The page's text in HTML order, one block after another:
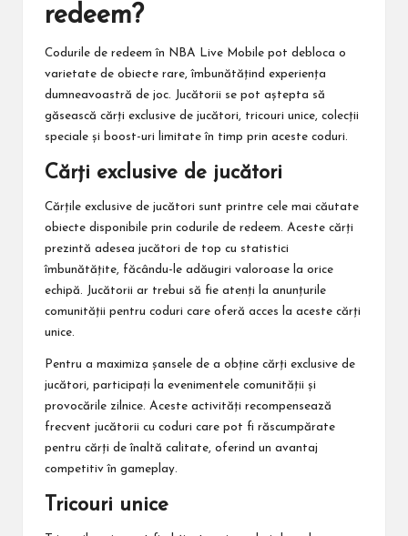
redeem?
Codurile de redeem în NBA Live Mobile pot debloca o
varietate de obiecte rare, îmbunătățind experiența
dumneavoastră de joc. Jucătorii se pot aștepta să
găsească cărți exclusive de jucători, tricouri unice, colecții
speciale și boost-uri limitate în timp prin aceste coduri.
Cărți exclusive de jucători
Cărțile exclusive de jucători sunt printre cele mai căutate
obiecte disponibile prin codurile de redeem. Aceste cărți
prezintă adesea jucători de top cu statistici
îmbunătățite, făcându-le adăugiri valoroase la orice
echipă. Jucătorii ar trebui să fie atenți la anunțurile
comunității pentru coduri care oferă acces la aceste cărți
unice.
Pentru a maximiza șansele de a obține cărți exclusive de
jucători, participați la evenimentele comunității și
provocările zilnice. Aceste activități recompensează
frecvent jucătorii cu coduri care pot fi răscumpărate
pentru cărți de înaltă calitate, oferind un avantaj
competitiv în gameplay.
Tricouri unice